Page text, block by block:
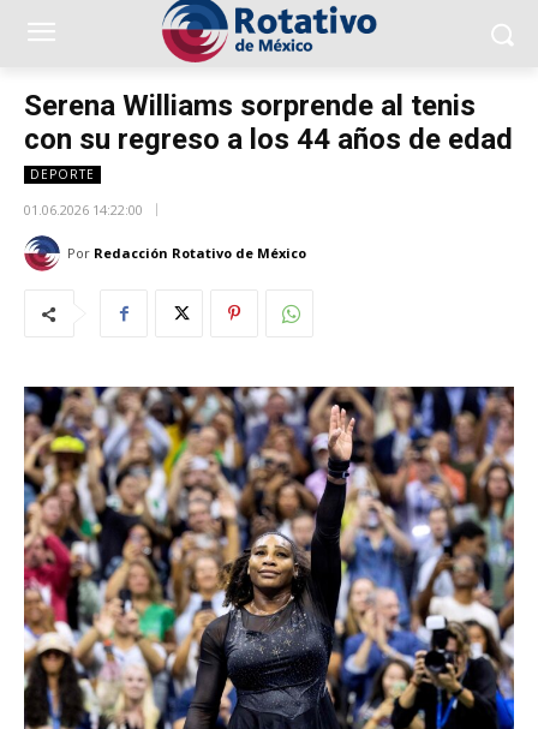
Serena Williams sorprende al tenis
con su regreso a los 44 años de edad
DEPORTE
01.06.2026 14:22:00
Por Redacción Rotativo de México